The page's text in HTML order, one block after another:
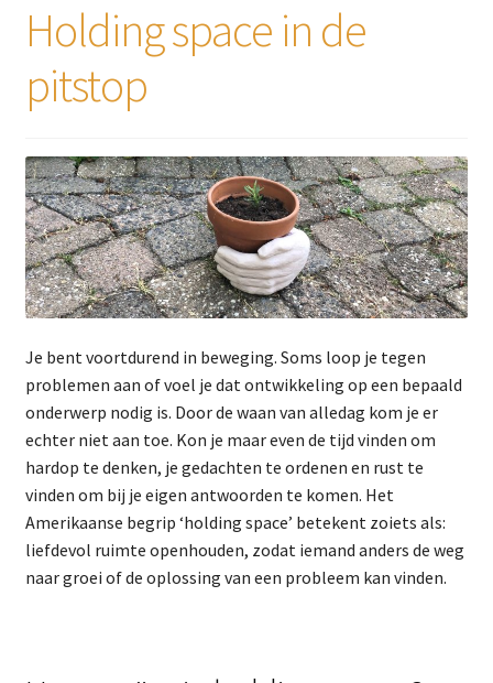
Holding space in de
pitstop
Je bent voortdurend in beweging. Soms loop je tegen
problemen aan of voel je dat ontwikkeling op een bepaald
onderwerp nodig is. Door de waan van alledag kom je er
echter niet aan toe. Kon je maar even de tijd vinden om
hardop te denken, je gedachten te ordenen en rust te
vinden om bij je eigen antwoorden te komen. Het
Amerikaanse begrip ‘holding space’ betekent zoiets als:
liefdevol ruimte openhouden, zodat iemand anders de weg
naar groei of de oplossing van een probleem kan vinden.